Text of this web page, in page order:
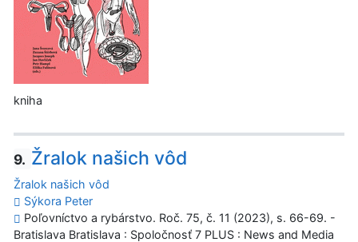
kniha
9. Žralok našich vôd
Žralok našich vôd
Sýkora Peter
Poľovníctvo a rybárstvo. Roč. 75, č. 11 (2023), s. 66-69. -
Bratislava Bratislava : Spoločnosť 7 PLUS : News and Media